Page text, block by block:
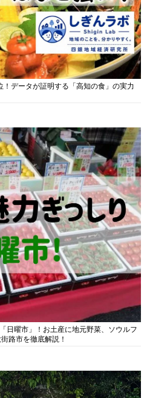
データが証明する「高知の食」の実力
日曜市」！お土産に地元野菜、ソウルフ
路市を徹底解説！